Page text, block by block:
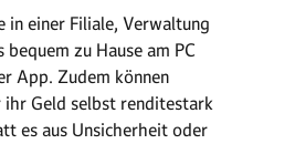
in einer Filiale, Verwaltung
zu Hause am PC
App. Zudem können
ihr Geld selbst renditestark
es aus Unsicherheit oder